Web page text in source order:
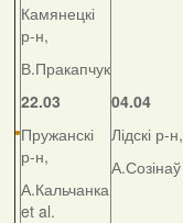
Камянецкі
р-н,
В.Пракапчук
22.03
Пружанскі
р-н,
А.Кальчанка
et al.
04.04
Лідскі р-н,
А.Созінаў